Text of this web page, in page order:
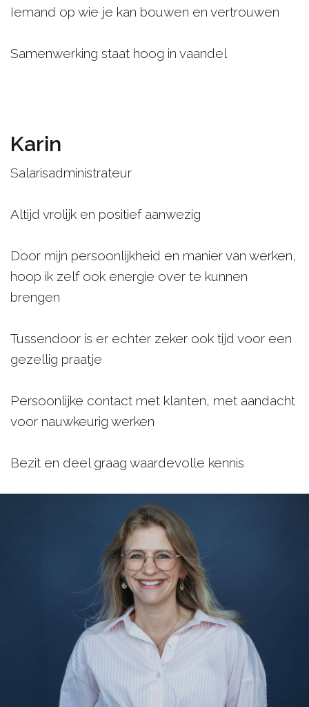
Iemand op wie je kan bouwen en vertrouwen
Samenwerking staat hoog in vaandel
Karin
Salarisadministrateur
Altijd vrolijk en positief aanwezig
Door mijn persoonlijkheid en manier van werken,
hoop ik zelf ook energie over te kunnen
brengen
Tussendoor is er echter zeker ook tijd voor een
gezellig praatje
Persoonlijke contact met klanten, met aandacht
voor nauwkeurig werken
Bezit en deel graag waardevolle kennis